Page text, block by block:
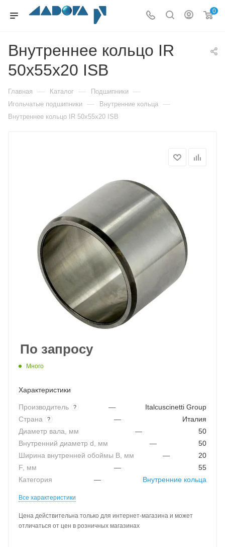
0
Внутреннее кольцо IR
50x55x20 ISB
Главная — Каталог — Подшипники —
Игольчатые подшипники — Внутренние кольца —
Внутреннее кольцо IR 50x55x20 ISB
По запросу
Много
Характеристики
Производитель ? —
Italcuscinetti Group
Страна
? —
Италия
Диаметр вала, мм
—
50
Внутренний диаметр d, мм
—
50
Ширина внутренней обоймы B, мм
—
20
F, мм
—
55
Категория
— Внутренние кольца
Все характеристики
Цена действительна только для интернет-магазина и может
отличаться от цен в розничных магазинах